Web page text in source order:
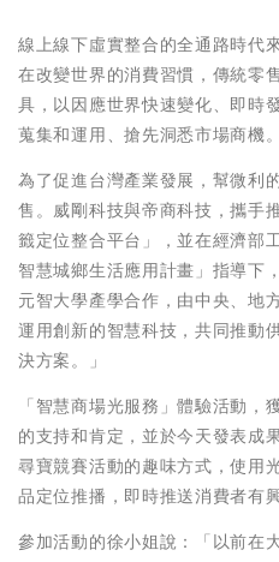
線上線下虛實整合的全通路時代
在改變世界的消費習慣，傳統零
具，以因應世界快速變化、即時
蒐集和運用、搶先洞悉市場商機。
為了促進台灣產業發展，幫微利
售。威剛科技與帝商科技，攜手
籤定位整合平台」，並在經濟部
智慧城鄉生活應用計畫」指導下
元智大學產學合作，由中央、地
運用創新的智慧科技，共同推動
決方案。」
「智慧商場光服務」體驗活動
的支持和肯定，並於今天發表成
尋寶競賽活動的趣味方式，使用
品定位推播，即時推送消費者有
參加活動的徐小姐說：「以前在